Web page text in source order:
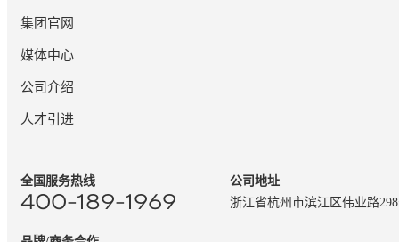
集团官网
媒体中心
公司介绍
人才引进
全国服务热线
400-189-1969
公司地址
浙江省杭州市滨江区伟业路